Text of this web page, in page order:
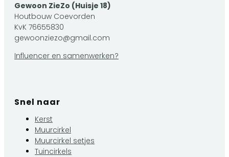
Gewoon ZieZo (Huisje 18)
Houtbouw Coevorden
KvK 76655830
gewoonziezo@gmail.com
Influencer en samenwerken?
Snel naar
Kerst
Muurcirkel
Muurcirkel setjes
Tuincirkels